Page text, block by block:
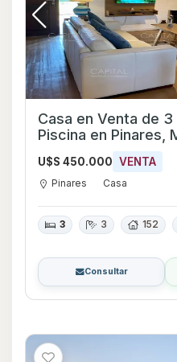
Casa en Venta de
Piscina en Pinares,
U$S 450.000 VENTA
Pinares Casa
3 3 152
Consultar